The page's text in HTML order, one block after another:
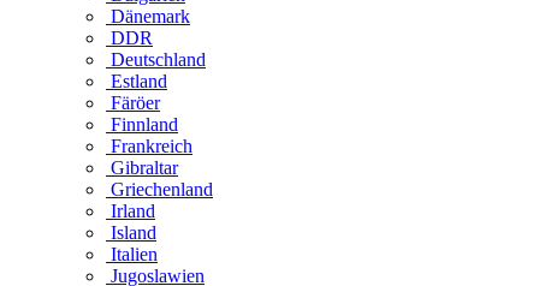
Dänemark
DDR
Deutschland
Estland
Färöer
Finnland
Frankreich
Gibraltar
Griechenland
Irland
Island
Italien
Jugoslawien